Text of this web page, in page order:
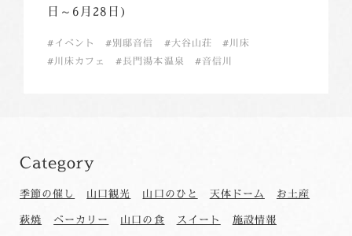
日～6月28日)
イベント 別邸音信 大谷山荘
川床
川床カフェ
長門湯本温泉 音信川
Category
季節の催し 山口観光 山口のひと 天体ドーム
お土産
萩焼
ベーカリー 山口の食 スイート 施設情報